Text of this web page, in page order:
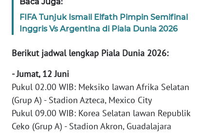
FIFA Tunjuk Ismail Elfath Pimpin Semifinal
Inggris Vs Argentina di Piala Dunia 2026
Berikut jadwal lengkap Piala Dunia 2026:
- Jumat, 12 Juni
Pukul 02.00 WIB: Meksiko lawan Afrika Selatan
(Grup A) - Stadion Azteca, Mexico City
Pukul 09.00 WIB: Korea Selatan lawan Republik
Ceko (Grup A) - Stadion Akron, Guadalajara
WN
SULTENG
SULBAR
WN
BABEL
WN